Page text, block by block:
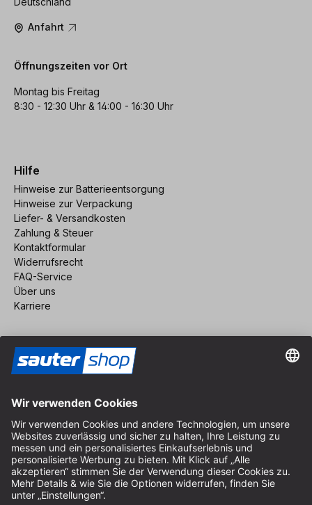
Anfahrt
Öffnungszeiten vor Ort
Montag bis Freitag
8:30 - 12:30 Uhr & 14:00 - 16:30 Uhr
Hilfe
Hinweise zur Batterieentsorgung
Hinweise zur Verpackung
Liefer- & Versandkosten
Zahlung & Steuer
Kontaktformular
Widerrufsrecht
FAQ-Service
Über uns
Karriere
Impressum
AGB
Datenschutz
Cookie-Einstellungen